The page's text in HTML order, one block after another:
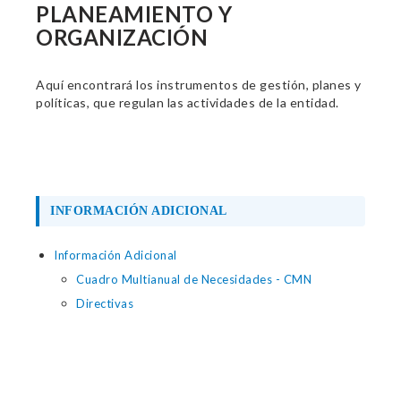
PLANEAMIENTO Y
ORGANIZACIÓN
Aquí encontrará los instrumentos de gestión, planes y
políticas, que regulan las actividades de la entidad.
INFORMACIÓN ADICIONAL
Información Adicional
Cuadro Multianual de Necesidades - CMN
Directivas